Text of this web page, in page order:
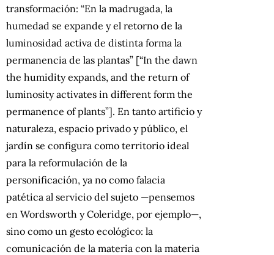
transformación: “En la madrugada, la
humedad se expande y el retorno de la
luminosidad activa de distinta forma la
permanencia de las plantas” [“In the dawn
the humidity expands, and the return of
luminosity activates in different form the
permanence of plants”]. En tanto artificio y
naturaleza, espacio privado y público, el
jardín se configura como territorio ideal
para la reformulación de la
personificación, ya no como falacia
patética al servicio del sujeto —pensemos
en Wordsworth y Coleridge, por ejemplo—,
sino como un gesto ecológico: la
comunicación de la materia con la materia